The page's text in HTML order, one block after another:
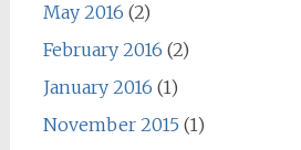
May 2016 (2)
February 2016 (2)
January 2016 (1)
November 2015 (1)